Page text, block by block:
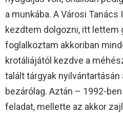
a munkába. A Városi
kezdtem dolgozni, itt lettem
foglalkoztam akkoriban
krotáliájától kezdve a
talált tárgyak nyilvántartásán
bezárólag. Aztán – 1992-
feladat, mellette az akkor